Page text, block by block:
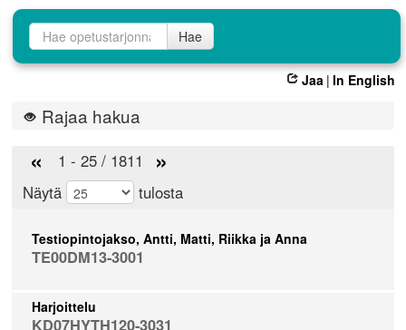
Opetustarjontahaku
Hae
Jaa | In English
Rajaa hakua
« 1 - 25 / 1811 »
Näytä tulosta
Testiopintojakso, Antti, Matti, Riikka ja Anna
TE00DM13-3001
Harjoittelu
KD07HYTH120-3031